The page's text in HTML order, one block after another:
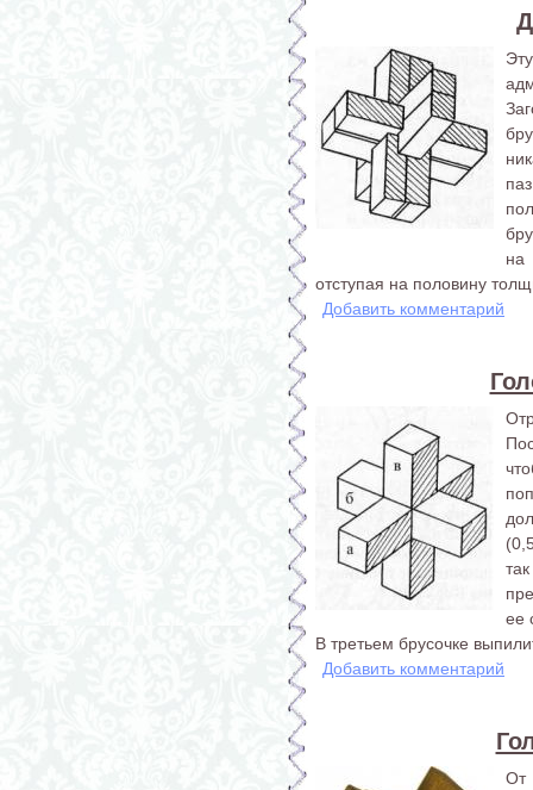
на
отступая на половину
Добавить комментарий
ее
В третьем брусочке
Добавить комментарий
От